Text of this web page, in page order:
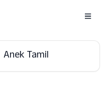
Anek Tamil